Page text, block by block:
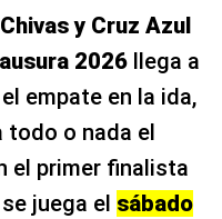
Chivas y Cruz Azul
2026 llega a
empate en la ida,
todo o nada el
el primer finalista
juega el sábado